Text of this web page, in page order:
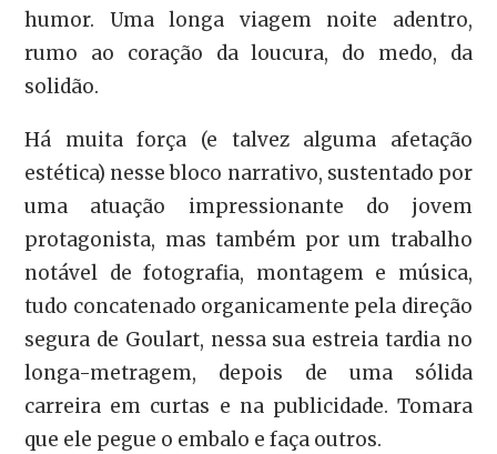
humor. Uma longa viagem noite adentro,
rumo ao coração da loucura, do medo, da
solidão.
Há muita força (e talvez alguma afetação
estética) nesse bloco narrativo, sustentado por
uma atuação impressionante do jovem
protagonista, mas também por um trabalho
notável de fotografia, montagem e música,
tudo concatenado organicamente pela direção
segura de Goulart, nessa sua estreia tardia no
longa-metragem, depois de uma sólida
carreira em curtas e na publicidade. Tomara
que ele pegue o embalo e faça outros.